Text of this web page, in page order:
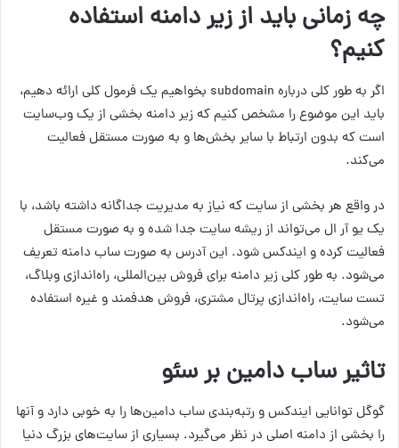
چه زمانی باید از زیر دامنه استفاده
کنیم؟
اگر به طور کلی درباره subdomain بخواهیم یک فرمول کلی ارائه دهیم،
باید این موضوع را مشخص کنیم که زیر دامنه بخشی از یک وب‌سایت
است که بدون ارتباط با سایر بخش‌ها و به صورت مستقل فعالیت
می‌کند.
در واقع هر بخشی از سایت که نیاز به مدیریت جداگانه داشته باشد، با
یک یو آر ال می‌تواند از ریشه سایت جدا شده و به صورت مستقل
فعالیت کرده و ایندکس شود. این آدرس به صورت ساب دامنه تعریف
می‌شود. به طور کلی زیر دامنه برای فروش بین‌المللی، راه‌اندازی وبلاگ،
تست سایت، راه‌اندازی پرتال مشتری، فروش هدفمند و غیره استفاده
می‌شود.
تاثیر ساب دامین بر سئو
گوگل توانایی ایندکس و رتبه‌بندی ساب دامین‌ها را به خوبی دارد و آنها
را بخشی از دامنه اصلی در نظر می‌گیرد. بسیاری از سایت‌های بزرگ دنیا